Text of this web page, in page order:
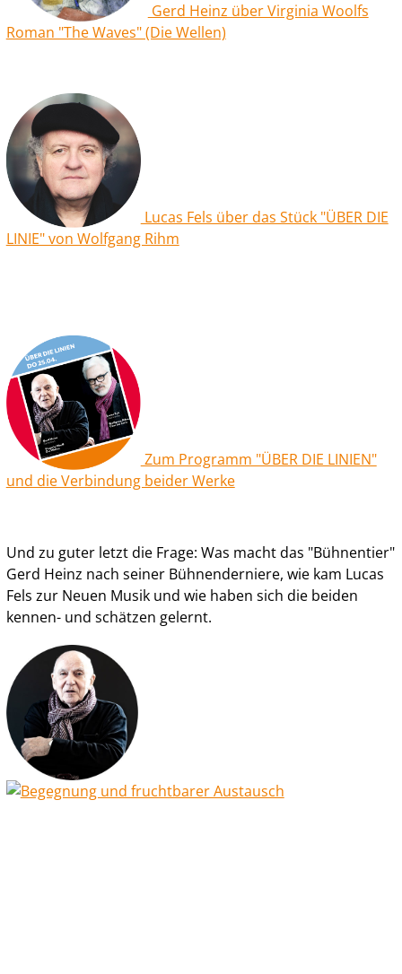
Gerd Heinz über Virginia Woolfs
Roman "The Waves" (Die Wellen)
Lucas Fels über das Stück "ÜBER DIE
LINIE" von Wolfgang Rihm
Zum Programm "ÜBER DIE LINIEN"
und die Verbindung beider Werke
Und zu guter letzt die Frage: Was macht das "Bühnentier"
Gerd Heinz nach seiner Bühnenderniere, wie kam Lucas
Fels zur Neuen Musik und wie haben sich die beiden
kennen- und schätzen gelernt.